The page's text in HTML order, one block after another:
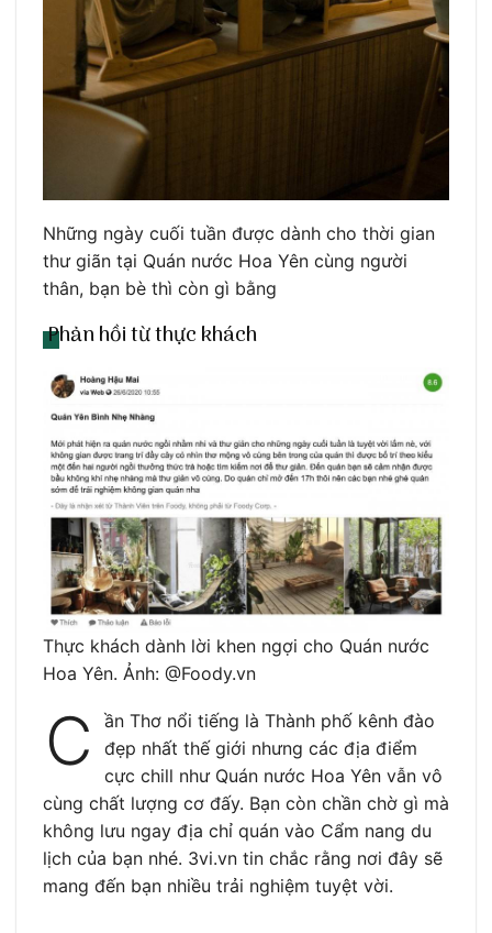
Những ngày cuối tuần được dành cho thời gian
thư giãn tại Quán nước Hoa Yên cùng người
thân, bạn bè thì còn gì bằng
Phản hồi từ thực khách
Thực khách dành lời khen ngợi cho Quán nước
Hoa Yên. Ảnh: @Foody.vn
C
ần Thơ nổi tiếng là Thành phố kênh đào
đẹp nhất thế giới nhưng các địa điểm
cực chill như Quán nước Hoa Yên vẫn vô
cùng chất lượng cơ đấy. Bạn còn chần chờ gì mà
không lưu ngay địa chỉ quán vào Cẩm nang du
lịch của bạn nhé. 3vi.vn tin chắc rằng nơi đây sẽ
mang đến bạn nhiều trải nghiệm tuyệt vời.